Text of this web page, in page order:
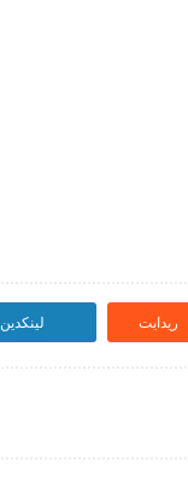
ريدايت لينكدين